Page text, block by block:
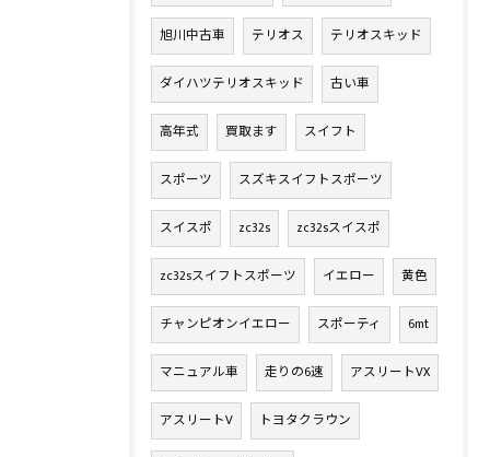
旭川中古車 テリオス テリオスキッド
ダイハツテリオスキッド 古い車
高年式 買取ます スイフト
スポーツ スズキスイフトスポーツ
スイスポ zc32s zc32sスイスポ
zc32sスイフトスポーツ イエロー 黄色
チャンピオンイエロー スポーティ 6mt
マニュアル車 走りの6速 アスリートVX
アスリートV トヨタクラウン